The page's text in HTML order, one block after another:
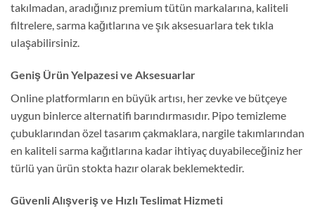
takılmadan, aradığınız premium tütün markalarına, kaliteli
filtrelere, sarma kağıtlarına ve şık aksesuarlara tek tıkla
ulaşabilirsiniz.
Geniş Ürün Yelpazesi ve Aksesuarlar
Online platformların en büyük artısı, her zevke ve bütçeye
uygun binlerce alternatifi barındırmasıdır. Pipo temizleme
çubuklarından özel tasarım çakmaklara, nargile takımlarından
en kaliteli sarma kağıtlarına kadar ihtiyaç duyabileceğiniz her
türlü yan ürün stokta hazır olarak beklemektedir.
Güvenli Alışveriş ve Hızlı Teslimat Hizmeti